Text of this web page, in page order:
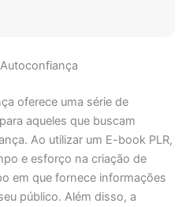
oferece uma série de
aqueles que buscam
Ao utilizar um E-book PLR,
e esforço na criação de
em que fornece informações
público. Além disso, a